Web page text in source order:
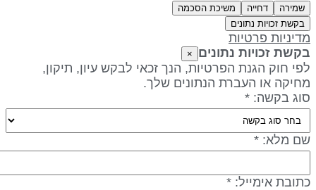
שמירה דחייה
משיכת הסכמה
בקשת זכויות נתונים
פרטיות
זכויות נתונים
חוק הגנת הפרטיות, הנך זכאי לבקש עיון, תיקון,
או העברת הנתונים שלך.
בקשה: *
מלא: *
אימייל: *